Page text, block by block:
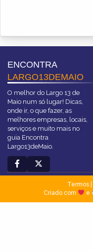
ENCONTRA
LARGO13DEMAIO
O melhor do Largo 13 de
Maio num só lugar! Dicas,
onde ir, o que fazer, as
melhores empresas, locais,
serviços e muito mais no
guia Encontra
Largo13deMaio.
Termos|
Criado com
e